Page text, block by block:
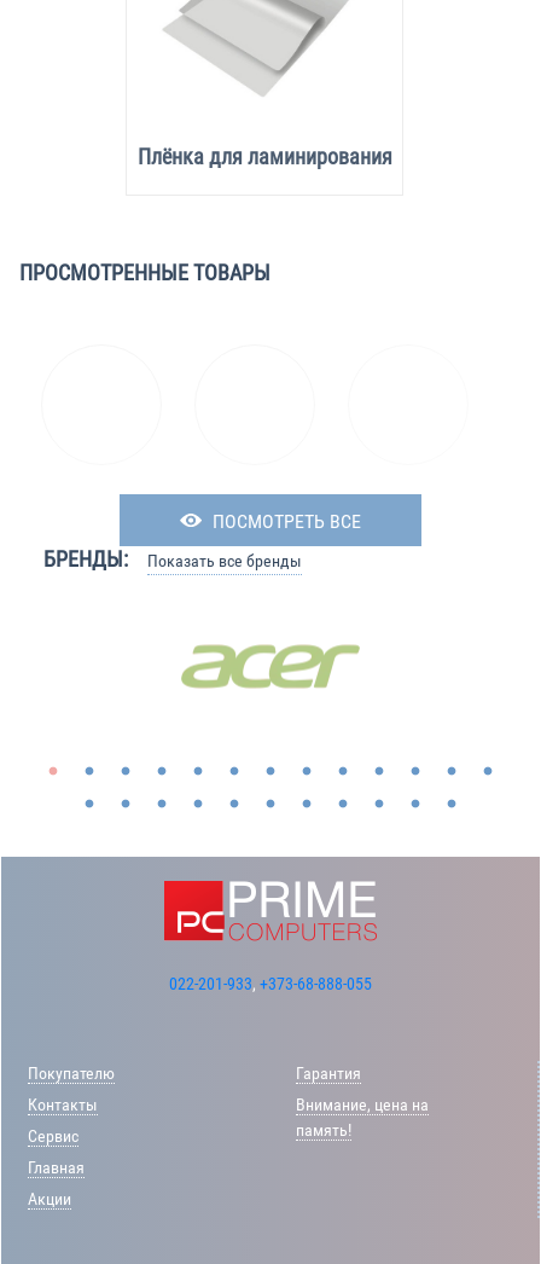
Плёнка для ламинирования
ПРОСМОТРЕННЫЕ ТОВАРЫ
ПОСМОТРЕТЬ ВСЕ
БРЕНДЫ: Показать все бренды
022-201-933, +373-68-888-055
Покупателю
Контакты
Сервис
Главная
Акции
Гарантия
Внимание, цена на
память!